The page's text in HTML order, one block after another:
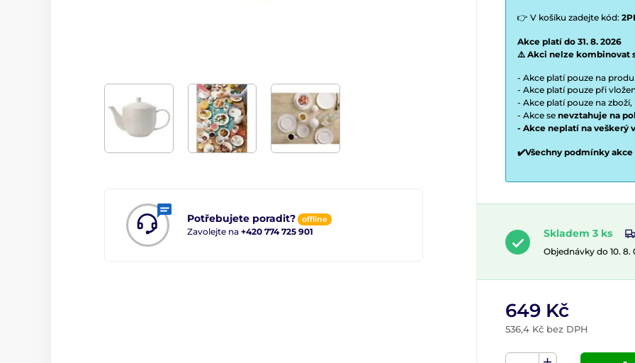
Potřebujete poradit? offline
Zavolejte na +420 774 725 901
👉 V košíku zadejte kód:
Akce platí do 31. 8. 2026
⚠️ Akci nelze kombinovat
- Akce platí pouze na
- Akce platí pouze při
- Akce platí pouze na zboží,
- Akce se nevztahuje na
- Akce neplatí na veškerý
✔️Všechny podmínky
Skladem 3 ks
Objednávky do 10.
649 Kč
536,4 Kč bez DPH